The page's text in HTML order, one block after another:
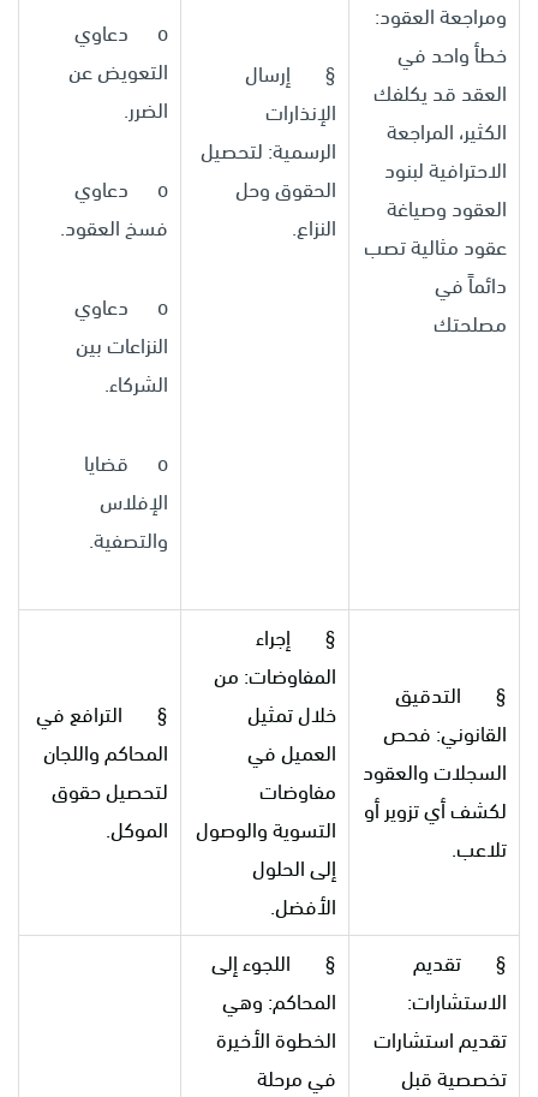
ومراجعة العقود:
خطأ واحد في
العقد قد يكلفك
الكثير، المراجعة
الاحترافية لبنود
العقود وصياغة
عقود مثالية تصب
دائماً في
مصلحتك
§ إرسال
الإنذارات
الرسمية: لتحصيل
الحقوق وحل
النزاع.
o دعاوي
التعويض عن
الضرر.
o دعاوي
فسخ العقود.
o دعاوي
النزاعات بين
الشركاء.
o قضايا
الإفلاس
والتصفية.
§ التدقيق
القانوني: فحص
السجلات والعقود
لكشف أي تزوير أو
تلاعب.
§ إجراء
المفاوضات: من
خلال تمثيل
العميل في
مفاوضات
التسوية والوصول
إلى الحلول
الأفضل.
§ الترافع في
المحاكم واللجان
لتحصيل حقوق
الموكل.
§ تقديم
الاستشارات:
تقديم استشارات
تخصصية قبل
§ اللجوء إلى
المحاكم: وهي
الخطوة الأخيرة
في مرحلة